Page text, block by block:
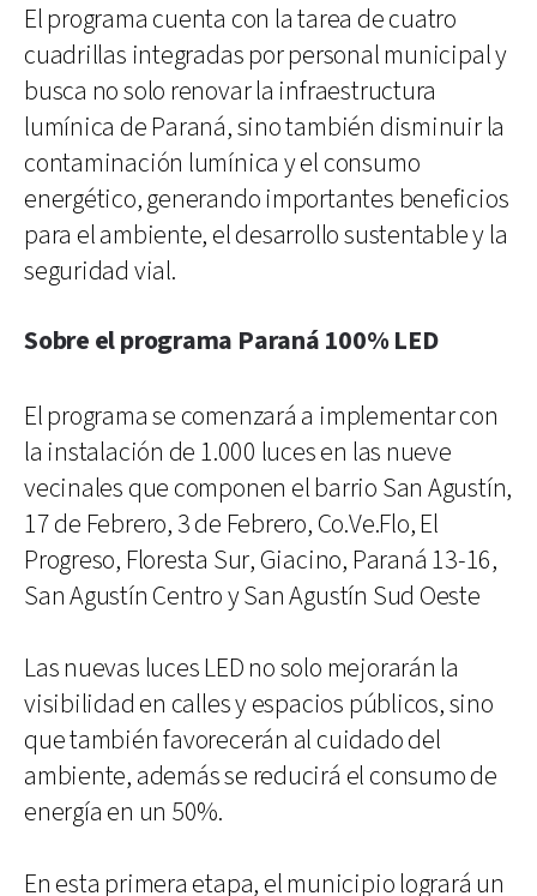
El programa cuenta con la tarea de cuatro
cuadrillas integradas por personal municipal y
busca no solo renovar la infraestructura
lumínica de Paraná, sino también disminuir la
contaminación lumínica y el consumo
energético, generando importantes beneficios
para el ambiente, el desarrollo sustentable y la
seguridad vial.
Sobre el programa Paraná 100% LED
El programa se comenzará a implementar con
la instalación de 1.000 luces en las nueve
vecinales que componen el barrio San Agustín,
17 de Febrero, 3 de Febrero, Co.Ve.Flo, El
Progreso, Floresta Sur, Giacino, Paraná 13-16,
San Agustín Centro y San Agustín Sud Oeste
Las nuevas luces LED no solo mejorarán la
visibilidad en calles y espacios públicos, sino
que también favorecerán al cuidado del
ambiente, además se reducirá el consumo de
energía en un 50%.
En esta primera etapa, el municipio logrará un